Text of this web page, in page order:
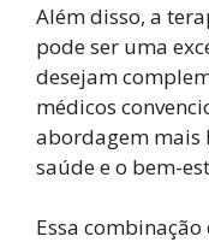
Além disso, a
pode ser uma
desejam
médicos
abordagem mais
saúde e o bem-
Essa